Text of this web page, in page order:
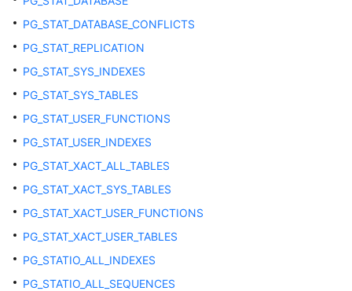
物
化
图
多
数
据
库
VACUUM
其
PG_STAT_DATABASE_CONFLICTS
PG_STAT_REPLICATION
PG_STAT_SYS_INDEXES
PG_STAT_SYS_TABLES
PG_STAT_USER_FUNCTIONS
PG_STAT_USER_INDEXES
PG_STAT_XACT_ALL_TABLES
PG_STAT_XACT_SYS_TABLES
PG_STAT_XACT_USER_FUNCTIONS
PG_STAT_XACT_USER_TABLES
PG_STATIO_ALL_INDEXES
PG_STATIO_ALL_SEQUENCES